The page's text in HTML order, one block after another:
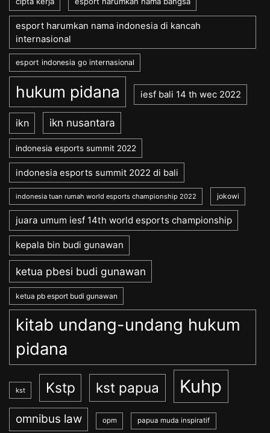
esport harumkan nama indonesia di kancah
internasional
esport indonesia go internasional
hukum pidana iesf bali 14 th wec 2022
ikn ikn nusantara
indonesia esports summit 2022
indonesia esports summit 2022 di bali
indonesia tuan rumah world esports championship 2022 jokowi
juara umum iesf 14th world esports championship
kepala bin budi gunawan
ketua pbesi budi gunawan
ketua pb esport budi gunawan
kitab undang-undang hukum
pidana
kst Kstp kst papua Kuhp
omnibus law opm papua muda inspiratif